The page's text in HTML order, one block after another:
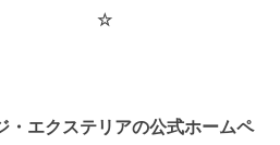
・エクステリアの公式ホームペ